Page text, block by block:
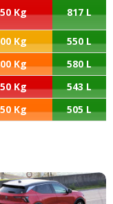
Kg 817 L
Kg
550 L
Kg
580 L
Kg
543 L
Kg 505 L